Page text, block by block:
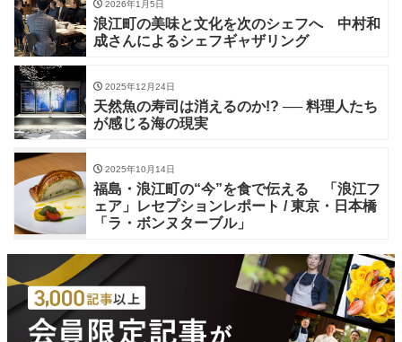
2026年1月5日
浪江町の美味と文化を次のシェフへ 中村和
成さんによるシェフギャザリング
2025年12月24日
天然魚の寿司は消えるのか!? ── 料理人たち
が感じる海の現実
2025年10月14日
福島・浪江町の“今”を食で伝える 「浪江フ
ェア」レセプションレポート / 東京・日本橋
「ラ・ボンヌターブル」